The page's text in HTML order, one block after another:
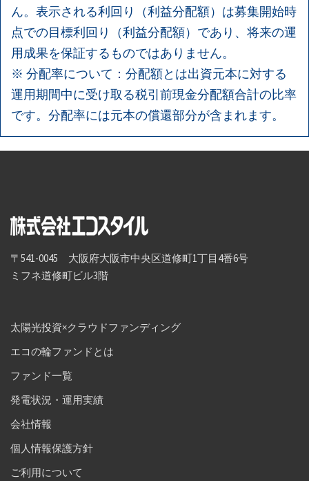
ん。表示される利回り（利益分配額）は募集開始時
点での目標利回り（利益分配額）であり、将来の運
用成果を保証するものではありません。
※ 分配率について：分配額とは出資元本に対する
運用期間中に受け取る税引前現金分配額合計の比率
です。分配率には元本の償還部分が含まれます。
〒541-0045 大阪府大阪市中央区道修町1丁目4番6号
ミフネ道修町ビル3階
太陽光投資×クラウドファンディング
エコの輪ファンドとは
ファンド一覧
発電状況・運用実績
会社情報
個人情報保護方針
ご利用について